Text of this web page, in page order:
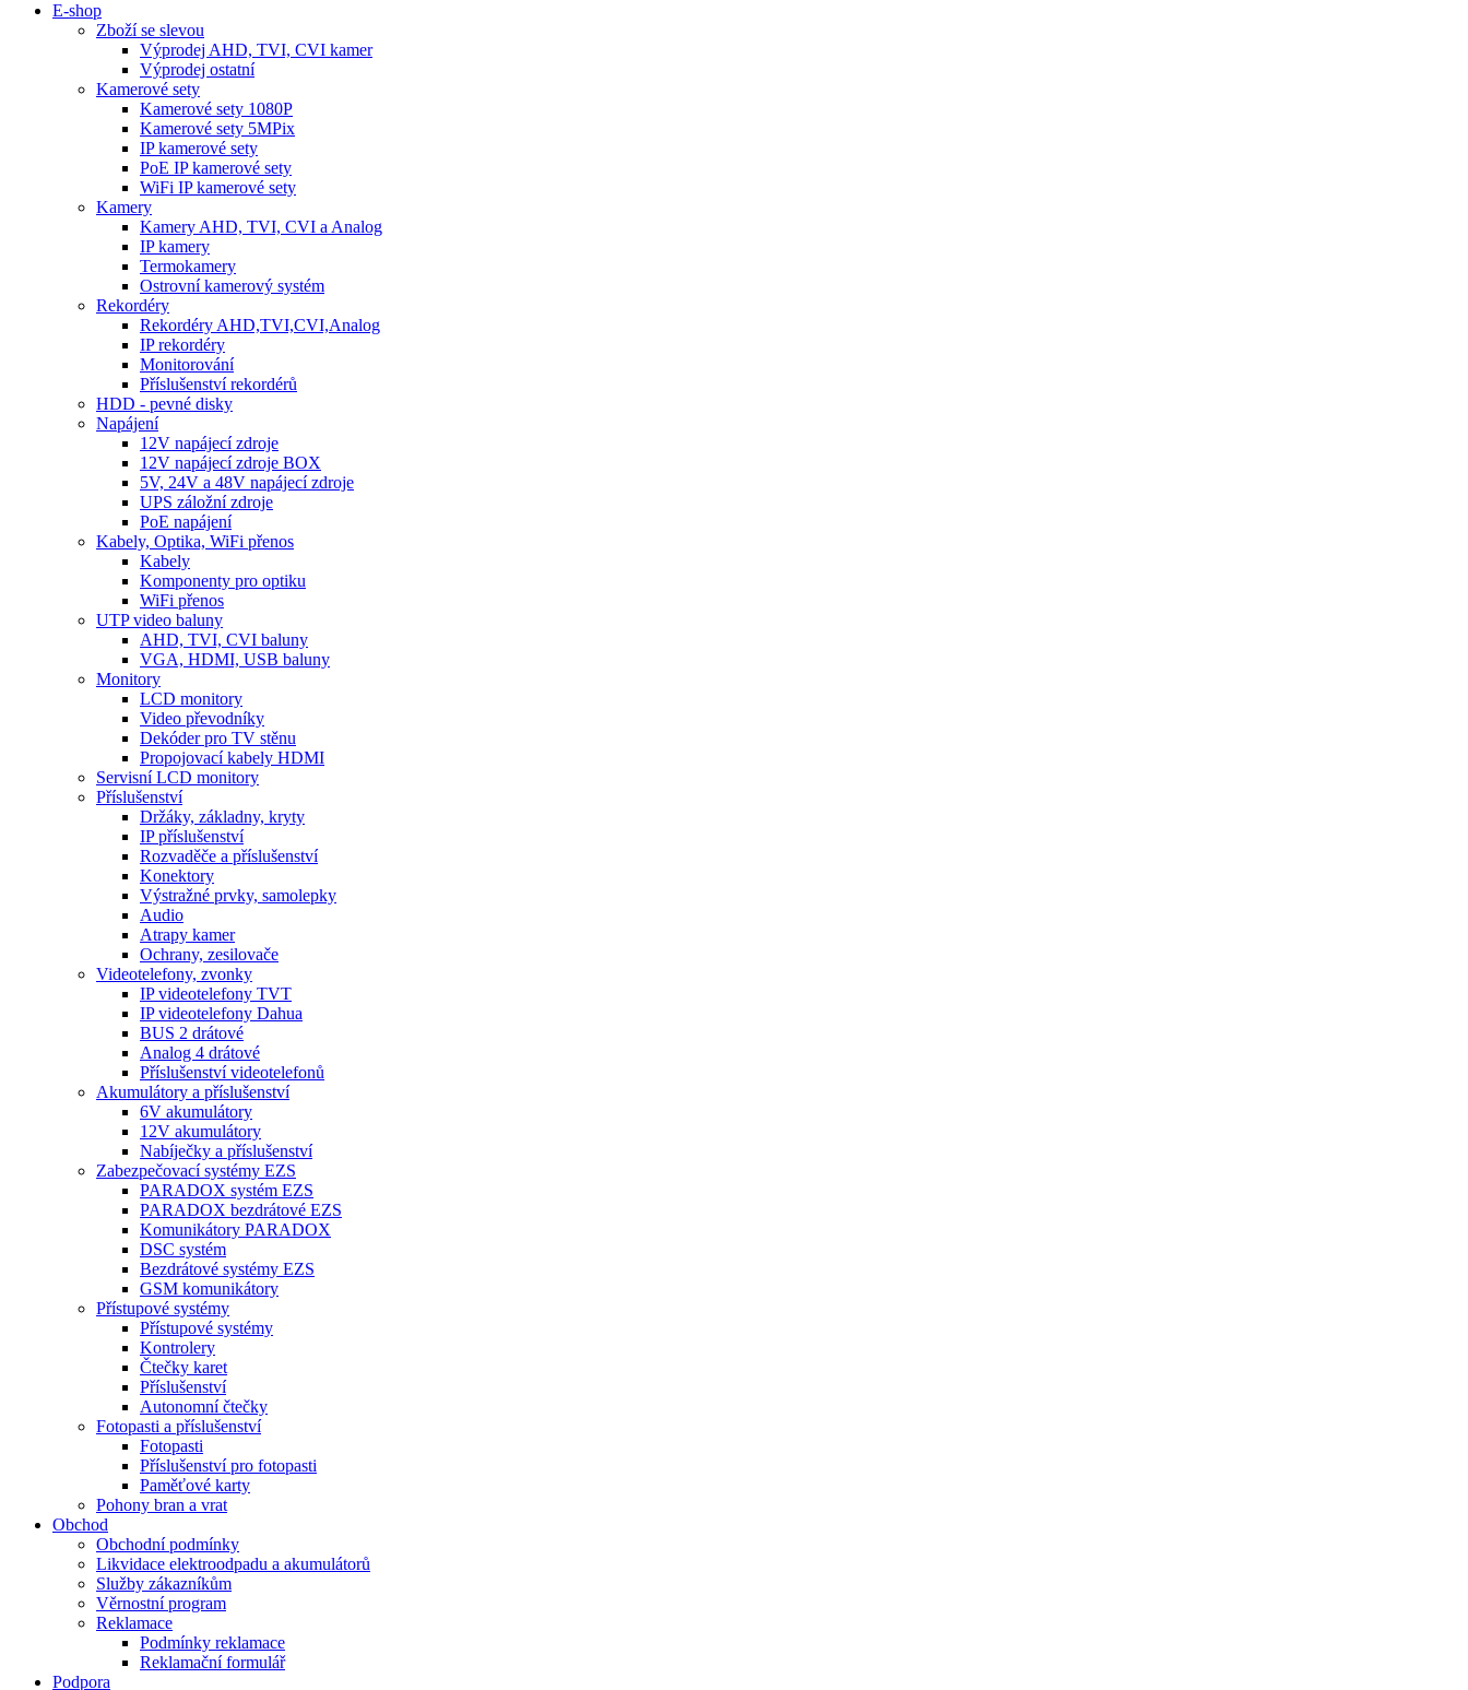
E-shop
Zboží se slevou
Výprodej AHD, TVI, CVI kamer
Výprodej ostatní
Kamerové sety
Kamerové sety 1080P
Kamerové sety 5MPix
IP kamerové sety
PoE IP kamerové sety
WiFi IP kamerové sety
Kamery
Kamery AHD, TVI, CVI a Analog
IP kamery
Termokamery
Ostrovní kamerový systém
Rekordéry
Rekordéry AHD,TVI,CVI,Analog
IP rekordéry
Monitorování
Příslušenství rekordérů
HDD - pevné disky
Napájení
12V napájecí zdroje
12V napájecí zdroje BOX
5V, 24V a 48V napájecí zdroje
UPS záložní zdroje
PoE napájení
Kabely, Optika, WiFi přenos
Kabely
Komponenty pro optiku
WiFi přenos
UTP video baluny
AHD, TVI, CVI baluny
VGA, HDMI, USB baluny
Monitory
LCD monitory
Video převodníky
Dekóder pro TV stěnu
Propojovací kabely HDMI
Servisní LCD monitory
Příslušenství
Držáky, základny, kryty
IP příslušenství
Rozvaděče a příslušenství
Konektory
Výstražné prvky, samolepky
Audio
Atrapy kamer
Ochrany, zesilovače
Videotelefony, zvonky
IP videotelefony TVT
IP videotelefony Dahua
BUS 2 drátové
Analog 4 drátové
Příslušenství videotelefonů
Akumulátory a příslušenství
6V akumulátory
12V akumulátory
Nabíječky a příslušenství
Zabezpečovací systémy EZS
PARADOX systém EZS
PARADOX bezdrátové EZS
Komunikátory PARADOX
DSC systém
Bezdrátové systémy EZS
GSM komunikátory
Přístupové systémy
Přístupové systémy
Kontrolery
Čtečky karet
Příslušenství
Autonomní čtečky
Fotopasti a příslušenství
Fotopasti
Příslušenství pro fotopasti
Paměťové karty
Pohony bran a vrat
Obchod
Obchodní podmínky
Likvidace elektroodpadu a akumulátorů
Služby zákazníkům
Věrnostní program
Reklamace
Podmínky reklamace
Reklamační formulář
Podpora